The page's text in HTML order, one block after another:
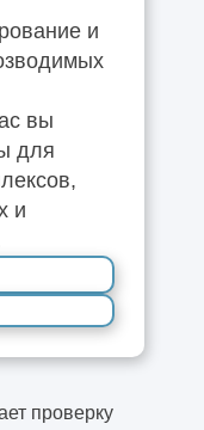
и
вы
для
и
проверку